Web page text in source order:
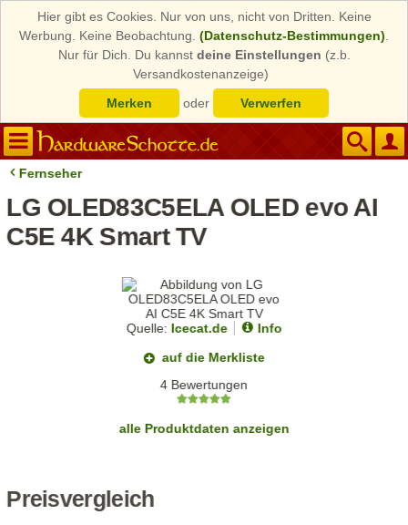
Hier gibt es Cookies. Nur von uns, nicht von Dritten. Keine
Werbung. Keine Beobachtung. (Datenschutz-Bestimmungen)
Nur für Dich. Du kannst deine Einstellungen (z.b.
Versandkostenanzeige)
Merken
oder Verwerfen
Fernseher
LG OLED83C5ELA OLED evo AI
C5E 4K Smart TV
Quelle: Icecat.de
Info
auf die Merkliste
4 Bewertungen
alle Produktdaten anzeigen
Preisvergleich